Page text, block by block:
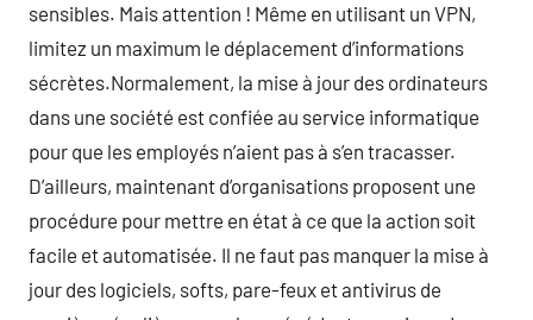
sensibles. Mais attention ! Même en utilisant un VPN,
limitez un maximum le déplacement d’informations
sécrètes.Normalement, la mise à jour des ordinateurs
dans une société est confiée au service informatique
pour que les employés n’aient pas à s’en tracasser.
D’ailleurs, maintenant d’organisations proposent une
procédure pour mettre en état à ce que la action soit
facile et automatisée. Il ne faut pas manquer la mise à
jour des logiciels, softs, pare-feux et antivirus de